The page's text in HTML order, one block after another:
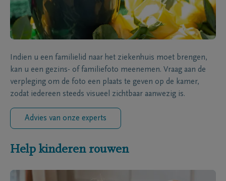
Indien u een familielid naar het ziekenhuis moet brengen,
kan u een gezins- of familiefoto meenemen. Vraag aan de
verpleging om de foto een plaats te geven op de kamer,
zodat iedereen steeds visueel zichtbaar aanwezig is.
Advies van onze experts
Help kinderen rouwen